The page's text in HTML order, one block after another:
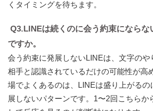
くタイミングを待ちます。
Q3.LINEは続くのに会う約束にならな
ですか。
会う約束に発展しないLINEは、文字のや
相手と認識されているだけの可能性が高
場でよくあるのは、LINEは盛り上がるの
展しないパターンです。1〜2回こちらか